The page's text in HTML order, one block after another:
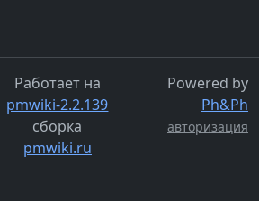
Работает на
pmwiki-2.2.139
сборка
pmwiki.ru
Powered by
Ph&Ph
авторизация